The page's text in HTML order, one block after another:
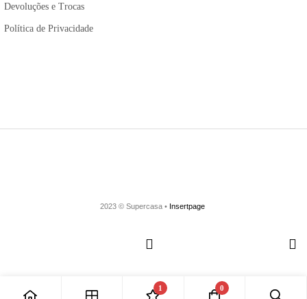
Devoluções e Trocas
Política de Privacidade
2023 © Supercasa • Insertpage
1 0